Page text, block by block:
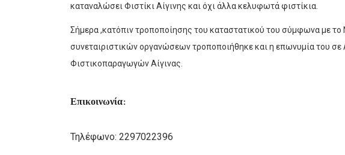
καταναλώσει Φιστίκι Αίγινης και όχι άλλα κελυφωτά φιστίκια.
Σήμερα ,κατόπιν τροποποίησης του καταστατικού του σύμφωνα με
συνεταιριστικών οργανώσεων τροποποιήθηκε και η επωνυμία του σε
Φιστικοπαραγωγών Αίγινας.
Επικοινωνία:
Τηλέφωνο: 2297022396